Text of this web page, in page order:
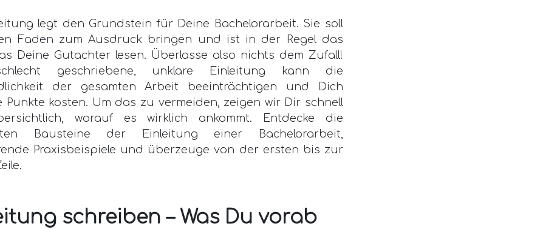
legt den Grundstein für Deine Bachelorarbeit. Sie soll
Faden zum Ausdruck bringen und ist in der Regel das
Deine Gutachter lesen. Überlasse also nichts dem Zufall!
geschriebene, unklare Einleitung kann die
der gesamten Arbeit beeinträchtigen und Dich
Punkte kosten. Um das zu vermeiden, zeigen wir Dir schnell
worauf es wirklich ankommt. Entdecke die
Bausteine der Einleitung einer Bachelorarbeit,
Praxisbeispiele und überzeuge von der ersten bis zur
schreiben – Was Du vorab